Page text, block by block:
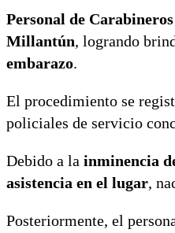
Personal de Carabineros
Millantún, logrando
embarazo.
El procedimiento se
policiales de servicio
Debido a la inminencia
asistencia en el lugar,
Posteriormente, el